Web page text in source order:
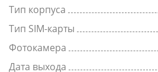
Тип корпуса
Тип SIM-карты
Фотокамера
Дата выхода